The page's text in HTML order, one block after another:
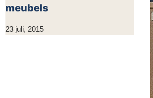
meubels
Door
23 juli, 2015